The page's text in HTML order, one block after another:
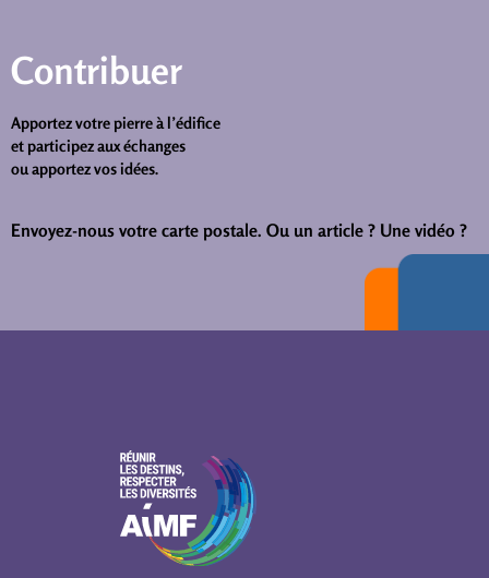
Contribuer
Apportez votre pierre à l’édifice
et participez aux échanges
ou apportez vos idées.
Envoyez-nous votre carte postale. Ou un article ? Une vidéo ?